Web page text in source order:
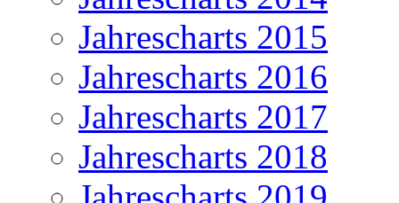
Jahrescharts 2015
Jahrescharts 2016
Jahrescharts 2017
Jahrescharts 2018